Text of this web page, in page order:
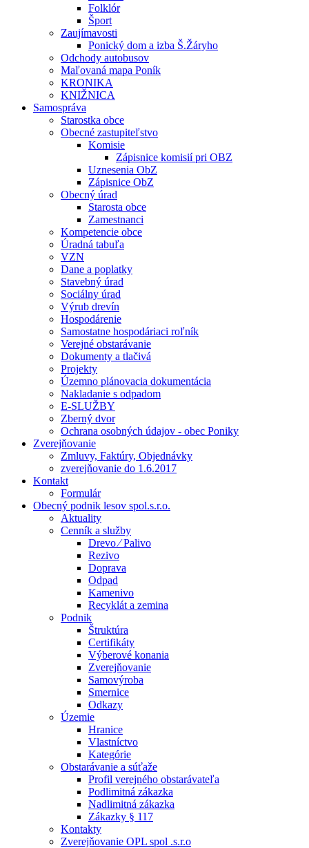
Folklór
Šport
Zaujímavosti
Ponický dom a izba Š.Žáryho
Odchody autobusov
Maľovaná mapa Poník
KRONIKA
KNIŽNICA
Samospráva
Starostka obce
Obecné zastupiteľstvo
Komisie
Zápisnice komisií pri OBZ
Uznesenia ObZ
Zápisnice ObZ
Obecný úrad
Starosta obce
Zamestnanci
Kompetencie obce
Úradná tabuľa
VZN
Dane a poplatky
Stavebný úrad
Sociálny úrad
Výrub drevín
Hospodárenie
Samostatne hospodáriaci roľník
Verejné obstarávanie
Dokumenty a tlačivá
Projekty
Územno plánovacia dokumentácia
Nakladanie s odpadom
E-SLUŽBY
Zberný dvor
Ochrana osobných údajov - obec Poniky
Zverejňovanie
Zmluvy, Faktúry, Objednávky
zverejňovanie do 1.6.2017
Kontakt
Formulár
Obecný podnik lesov spol.s.r.o.
Aktuality
Cenník a služby
Drevo ⁄ Palivo
Rezivo
Doprava
Odpad
Kamenivo
Recyklát a zemina
Podnik
Štruktúra
Certifikáty
Výberové konania
Zverejňovanie
Samovýroba
Smernice
Odkazy
Územie
Hranice
Vlastníctvo
Kategórie
Obstarávanie a súťaže
Profil verejného obstarávateľa
Podlimitná zákazka
Nadlimitná zákazka
Zákazky § 117
Kontakty
Zverejňovanie OPL spol .s.r.o